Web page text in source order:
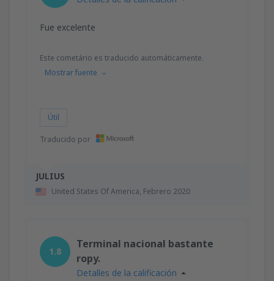
JULIUS
United States Of America, Febrero 2020
Fue excelente
Este cometário es traducido automáticamente.
Mostrar fuente
Útil
Traducido por
1.8
Terminal nacional bastante
ropy.
Detalles de la calificación